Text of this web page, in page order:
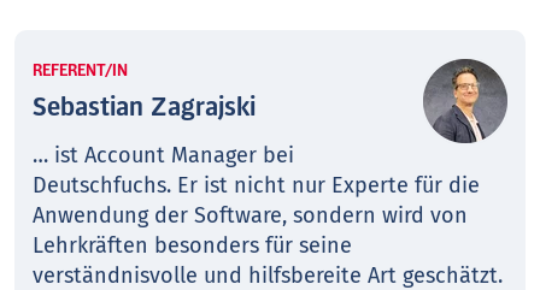
REFERENT/IN
Sebastian Zagrajski
… ist Account Manager bei
Deutschfuchs. Er ist nicht nur Experte für die
Anwendung der Software, sondern wird von
Lehrkräften besonders für seine
verständnisvolle und hilfsbereite Art geschätzt.